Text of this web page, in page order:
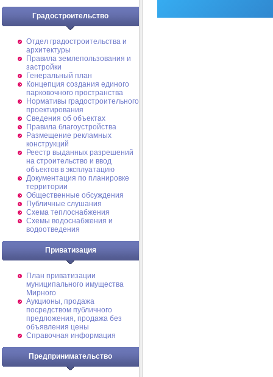
Градостроительство
Отдел градостроительства и
архитектуры
Правила землепользования и
застройки
Генеральный план
Концепция создания единого
парковочного пространства
Нормативы градостроительного
проектирования
Сведения об объектах
Правила благоустройства
Размещение рекламных
конструкций
Реестр выданных разрешений
на строительство и ввод
объектов в эксплуатацию
Документация по планировке
территории
Общественные обсуждения
Публичные слушания
Схема теплоснабжения
Схемы водоснабжения и
водоотведения
Приватизация
План приватизации
муниципального имущества
Мирного
Аукционы, продажа
посредством публичного
предложения, продажа без
объявления цены
Справочная информация
Предпринимательство